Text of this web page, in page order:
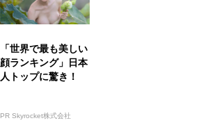
「世界で最も美しい
顔ランキング」日本
人トップに驚き！
PR Skyrocket株式会社